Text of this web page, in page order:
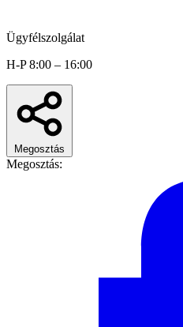
Ügyfélszolgálat
H-P 8:00 – 16:00
Megosztás
Megosztás: